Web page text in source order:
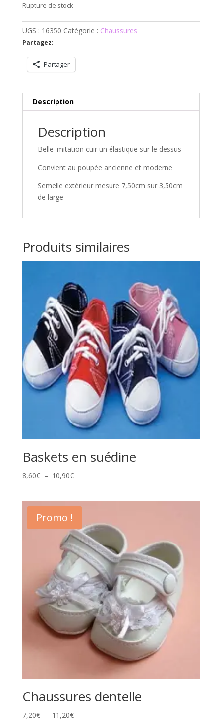
Rupture de stock
UGS : 16350 Catégorie : Chaussures
Partagez:
Partager
Description
Description
Belle imitation cuir un élastique sur le dessus
Convient au poupée ancienne et moderne
Semelle extérieur mesure 7,50cm sur 3,50cm
de large
Produits similaires
Baskets en suédine
8,60€ – 10,90€Plage
8,60€
10,90€
Promo !
Chaussures dentelle
7,20€ – 11,20€Plage